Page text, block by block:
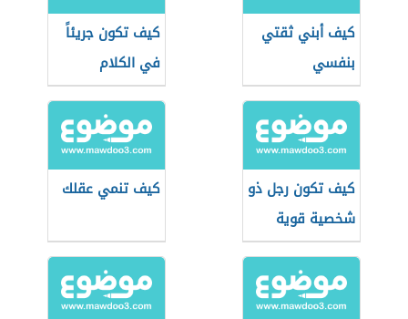
كيف أبني ثقتي
بنفسي
كيف تكون جريئاً
في الكلام
كيف تكون رجل ذو
شخصية قوية
كيف تنمي عقلك